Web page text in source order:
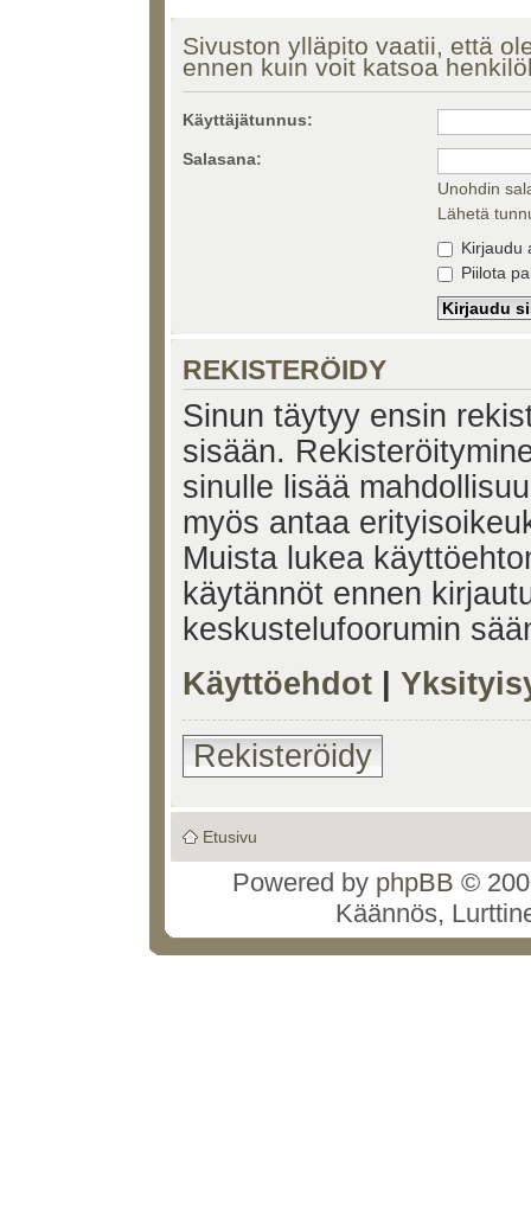
Sivuston ylläpito vaatii, että
ennen kuin voit katsoa
Käyttäjätunnus:
Salasana:
Unohdin
Lähetä
Kirjaudu
Piilota
REKISTERÖIDY
Sinun täytyy ensin
sisään.
sinulle lisää
myös antaa
Muista lukea
käytännöt ennen
keskustelufoorumin
Käyttöehdot
Rekisteröidy
Etusivu
Powered by phpBB ©
Käännös,